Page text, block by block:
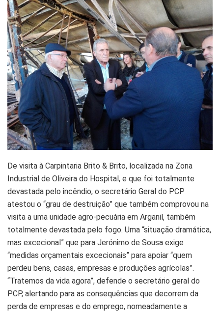
De visita à Carpintaria Brito & Brito, localizada na Zona
Industrial de Oliveira do Hospital, e que foi totalmente
devastada pelo incêndio, o secretário Geral do PCP
atestou o “grau de destruição” que também comprovou na
visita a uma unidade agro-pecuária em Arganil, também
totalmente devastada pelo fogo. Uma “situação dramática,
mas excecional” que para Jerónimo de Sousa exige
“medidas orçamentais excecionais” para apoiar “quem
perdeu bens, casas, empresas e produções agrícolas”.
“Tratemos da vida agora”, defende o secretário geral do
PCP, alertando para as consequências que decorrem da
perda de empresas e do emprego, nomeadamente a